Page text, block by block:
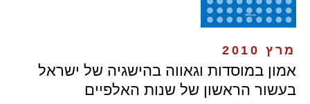
מרץ 2010
אמון במוסדות וגאווה בהישגיה של ישראל
בעשור הראשון של שנות האלפיים